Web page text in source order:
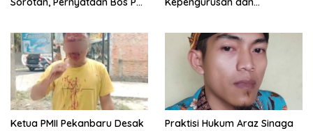
Ketua PMII Pekanbaru Desak
Praktisi Hukum Araz Sinaga